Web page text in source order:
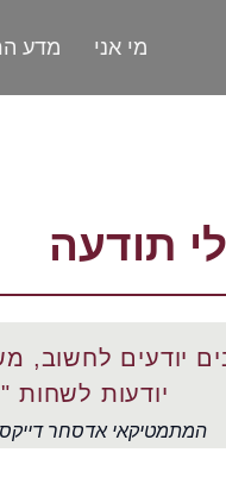
מי אני מדע
תודעה
יודעים לחשוב,
יודעות לשחות "
המתמטיקאי אדסחר